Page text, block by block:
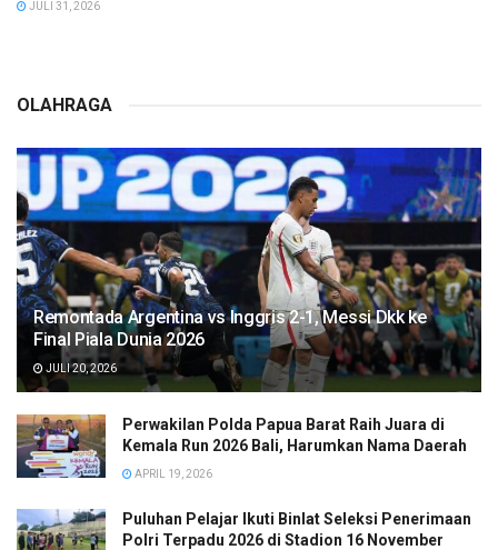
JULI 31, 2026
OLAHRAGA
Remontada Argentina vs Inggris 2-1, Messi Dkk ke
Final Piala Dunia 2026
JULI 20, 2026
Perwakilan Polda Papua Barat Raih Juara di
Kemala Run 2026 Bali, Harumkan Nama Daerah
APRIL 19, 2026
Puluhan Pelajar Ikuti Binlat Seleksi Penerimaan
Polri Terpadu 2026 di Stadion 16 November